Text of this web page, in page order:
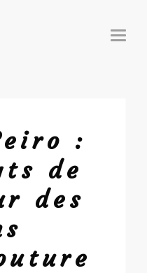
T
O
:
de
des